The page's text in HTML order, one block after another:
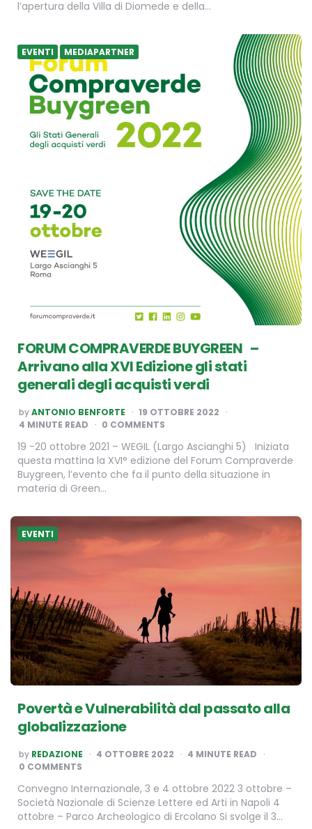
l’apertura della Villa di Diomede e della…
EVENTI MEDIAPARTNER
FORUM COMPRAVERDE BUYGREEN –
Arrivano alla XVI Edizione gli stati
generali degli acquisti verdi
POSTED
BY
byANTONIO BENFORTE
19 OTTOBRE 2022
4 MINUTE READ 0 COMMENTS
19 -20 ottobre 2021 – WEGIL (Largo Ascianghi 5) Iniziata
questa mattina la XVI° edizione del Forum Compraverde
Buygreen, l’evento che fa il punto della situazione in
materia di Green…
EVENTI
Povertà e Vulnerabilità dal passato alla
globalizzazione
POSTED
BY
by REDAZIONE 4 OTTOBRE 2022 4 MINUTE READ
0 COMMENTS
Convegno Internazionale, 3 e 4 ottobre 2022 3 ottobre –
Società Nazionale di Scienze Lettere ed Arti in Napoli 4
ottobre – Parco Archeologico di Ercolano Si svolge il 3…